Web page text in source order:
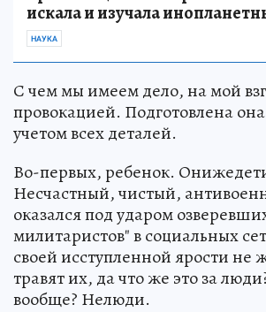
искала и изучала
НАУКА
С чем мы имеем дело, на мой
провокацией. Подготовлена
учетом всех деталей.
Во-первых, ребенок.
Несчастный, чистый,
оказался под ударом
милитаристов" в социальных
своей исступленной ярости не
травят их, да что же это за
вообще? Нелюди.